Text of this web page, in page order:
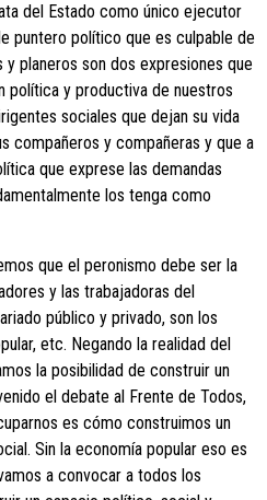
del Estado como único ejecutor
puntero político que es culpable de
planeros son dos expresiones que
política y productiva de nuestros
sociales que dejan su vida
compañeros y compañeras y que a
que exprese las demandas
los tenga como
que el peronismo debe ser la
y las trabajadoras del
público y privado, son los
etc. Negando la realidad del
la posibilidad de construir un
el debate al Frente de Todos,
es cómo construimos un
Sin la economía popular eso es
a convocar a todos los